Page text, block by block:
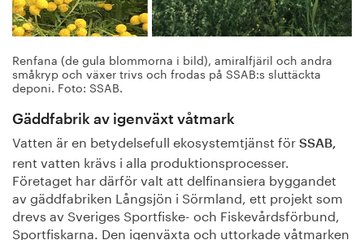
Renfana (de gula blommorna i bild), amiralfjäril och andra
småkryp och växer trivs och frodas på SSAB:s sluttäckta
deponi. Foto: SSAB.
Gäddfabrik av igenväxt våtmark
Vatten är en betydelsefull ekosystemtjänst för SSAB,
rent vatten krävs i alla produktionsprocesser.
Företaget har därför valt att delfinansiera byggandet
av gäddfabriken Långsjön i Sörmland, ett projekt som
drevs av Sveriges Sportfiske- och Fiskevårdsförbund,
Sportfiskarna. Den igenväxta och uttorkade våtmarken